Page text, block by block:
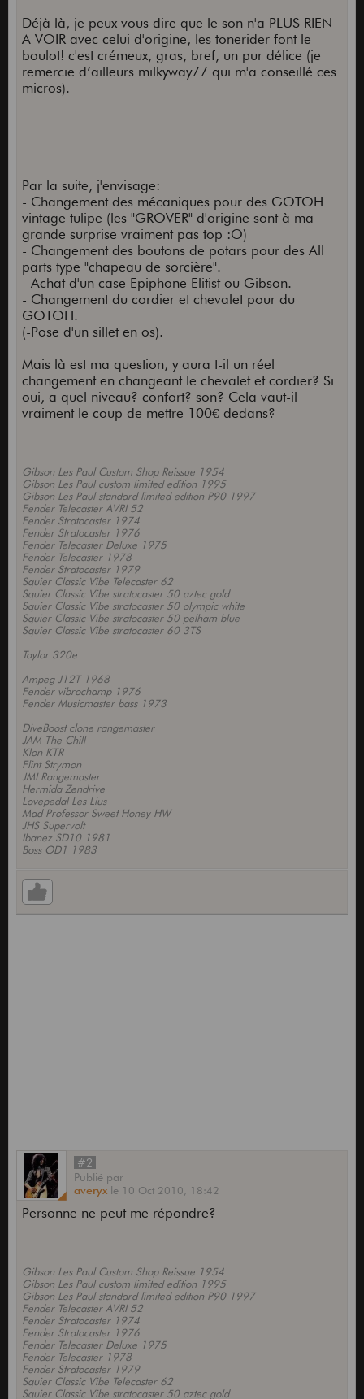
Déjà là, je peux vous dire que le son n'a PLUS RIEN
A VOIR avec celui d'origine, les tonerider font le
boulot! c'est crémeux, gras, bref, un pur délice (je
remercie d’ailleurs milkyway77 qui m'a conseillé ces
micros).
Par la suite, j'envisage:
- Changement des mécaniques pour des GOTOH
vintage tulipe (les "GROVER" d'origine sont à ma
grande surprise vraiment pas top :O)
- Changement des boutons de potars pour des All
parts type "chapeau de sorcière".
- Achat d'un case Epiphone Elitist ou Gibson.
- Changement du cordier et chevalet pour du
GOTOH.
(-Pose d'un sillet en os).
Mais là est ma question, y aura t-il un réel
changement en changeant le chevalet et cordier? Si
oui, a quel niveau? confort? son? Cela vaut-il
vraiment le coup de mettre 100€ dedans?
Gibson Les Paul Custom Shop Reissue 1954
Gibson Les Paul custom limited edition 1995
Gibson Les Paul standard limited edition P90 1997
Fender Telecaster AVRI 52
Fender Stratocaster 1974
Fender Stratocaster 1976
Fender Telecaster Deluxe 1975
Fender Telecaster 1978
Fender Stratocaster 1979
Squier Classic Vibe Telecaster 62
Squier Classic Vibe stratocaster 50 aztec gold
Squier Classic Vibe stratocaster 50 olympic white
Squier Classic Vibe stratocaster 50 pelham blue
Squier Classic Vibe stratocaster 60 3TS
Taylor 320e
Ampeg J12T 1968
Fender vibrochamp 1976
Fender Musicmaster bass 1973
DiveBoost clone rangemaster
JAM The Chill
Klon KTR
Flint Strymon
JMI Rangemaster
Hermida Zendrive
Lovepedal Les Lius
Mad Professor Sweet Honey HW
JHS Supervolt
Ibanez SD10 1981
Boss OD1 1983
#2
Publié par
averyx le 10 Oct 2010, 18:42
Personne ne peut me répondre?
Gibson Les Paul Custom Shop Reissue 1954
Gibson Les Paul custom limited edition 1995
Gibson Les Paul standard limited edition P90 1997
Fender Telecaster AVRI 52
Fender Stratocaster 1974
Fender Stratocaster 1976
Fender Telecaster Deluxe 1975
Fender Telecaster 1978
Fender Stratocaster 1979
Squier Classic Vibe Telecaster 62
Squier Classic Vibe stratocaster 50 aztec gold